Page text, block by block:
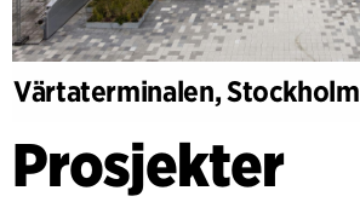
Värtaterminalen, Stockholm
Prosjekter